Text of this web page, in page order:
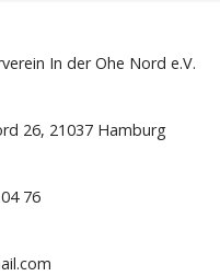
In der Ohe Nord e.V.
26, 21037 Hamburg
76